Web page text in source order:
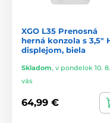
XGO L35 Prenosná
herná konzola s 3,5"
displejom, biela
Skladom, v pondelok 10.
vás
64,99 €